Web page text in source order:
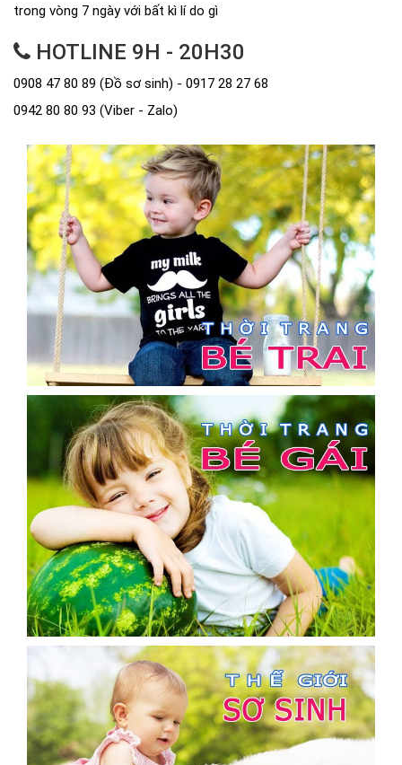
trong vòng 7 ngày với bất kì lí do gì
HOTLINE 9H - 20H30
0908 47 80 89 (Đồ sơ sinh) - 0917 28 27 68
0942 80 80 93 (Viber - Zalo)